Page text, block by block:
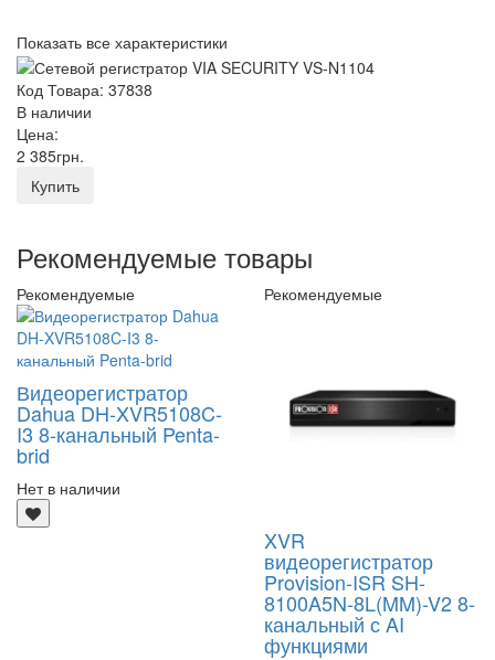
Показать все характеристики
Код Товара: 37838
В наличии
Цена:
2 385грн.
Купить
Рекомендуемые товары
Рекомендуемые
Видеорегистратор
Dahua DH-XVR5108C-
I3 8-канальный Penta-
brid
Нет в наличии
Рекомендуемые
XVR
видеорегистратор
Provision-ISR SH-
8100A5N-8L(MM)-V2 8-
канальный с AI
функциями